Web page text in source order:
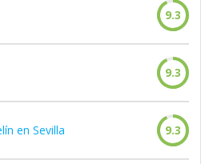
9.3
9.3
en Sevilla 9.3